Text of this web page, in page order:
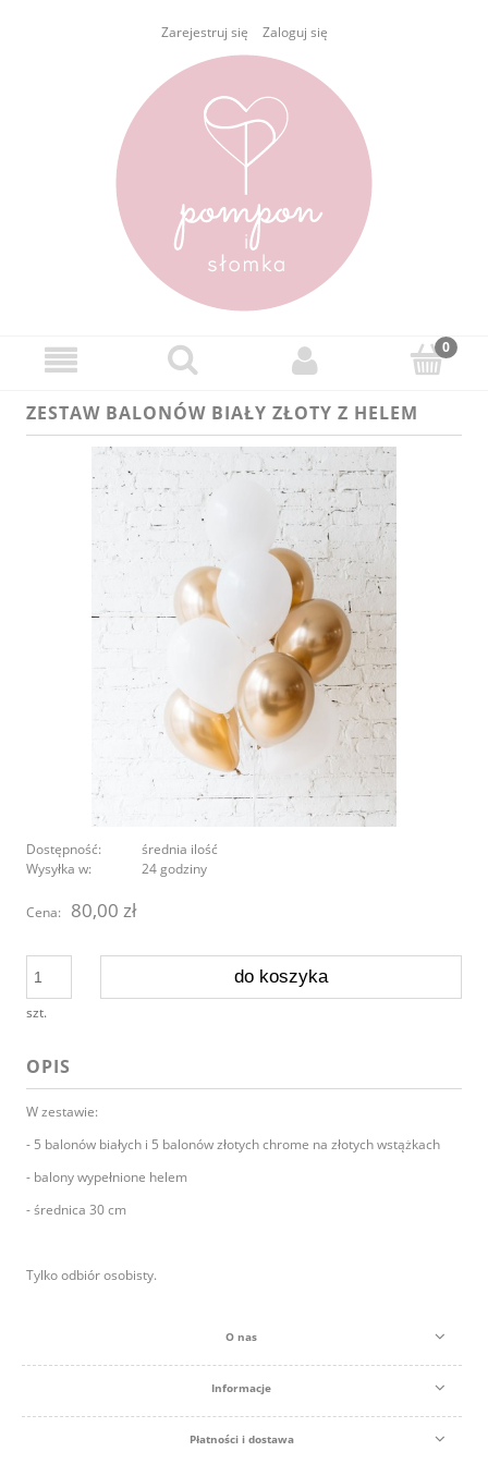
Zarejestruj się Zaloguj się
ZESTAW BALONÓW BIAŁY ZŁOTY Z HELEM
Dostępność:
średnia ilość
Wysyłka w:
24 godziny
Cena: 80,00 zł
szt.
do koszyka
OPIS
W zestawie:
- 5 balonów białych i 5 balonów złotych chrome na złotych wstążkach
- balony wypełnione helem
- średnica 30 cm
Tylko odbiór osobisty.
O nas
Informacje
Płatności i dostawa